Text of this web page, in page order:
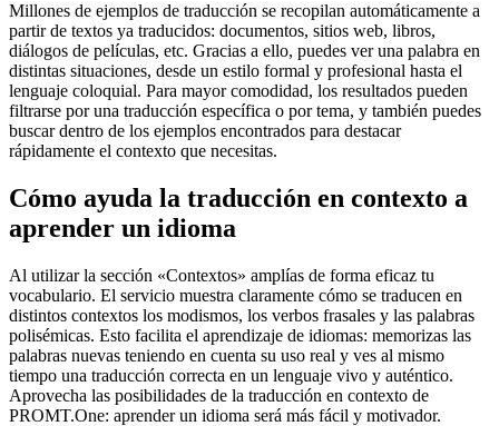
Millones de ejemplos de traducción se recopilan automáticamente a
partir de textos ya traducidos: documentos, sitios web, libros,
diálogos de películas, etc. Gracias a ello, puedes ver una palabra en
distintas situaciones, desde un estilo formal y profesional hasta el
lenguaje coloquial. Para mayor comodidad, los resultados pueden
filtrarse por una traducción específica o por tema, y también puedes
buscar dentro de los ejemplos encontrados para destacar
rápidamente el contexto que necesitas.
Cómo ayuda la traducción en contexto a
aprender un idioma
Al utilizar la sección «Contextos» amplías de forma eficaz tu
vocabulario. El servicio muestra claramente cómo se traducen en
distintos contextos los modismos, los verbos frasales y las palabras
polisémicas. Esto facilita el aprendizaje de idiomas: memorizas las
palabras nuevas teniendo en cuenta su uso real y ves al mismo
tiempo una traducción correcta en un lenguaje vivo y auténtico.
Aprovecha las posibilidades de la traducción en contexto de
PROMT.One: aprender un idioma será más fácil y motivador.